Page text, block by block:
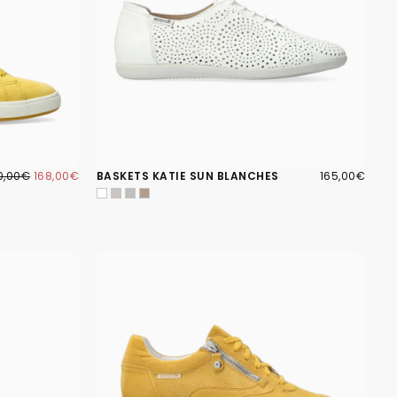
PRIX
168,00€ BASKETS KATIE SUN BLANCHES 165,00€
PRIX
165,00€